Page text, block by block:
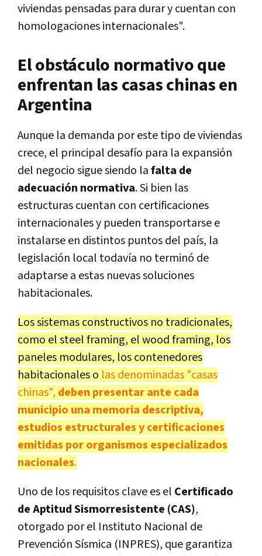
viviendas pensadas para durar y cuentan con
homologaciones internacionales".
El obstáculo normativo que
enfrentan las casas chinas en
Argentina
Aunque la demanda por este tipo de viviendas
crece, el principal desafío para la expansión
del negocio sigue siendo lafalta de
adecuación normativa. Si bien las
estructuras cuentan con certificaciones
internacionales y pueden transportarse e
instalarse en distintos puntos del país, la
legislación local todavía no terminó de
adaptarse a estas nuevas soluciones
habitacionales.
Los sistemas constructivos no tradicionales,
como el steel framing, el wood framing, los
paneles modulares, los contenedores
habitacionales o las denominadas "casas
chinas", deben presentar ante cada
municipio una memoria descriptiva,
estudios estructurales y certificaciones
emitidas por organismos especializados
nacionales.
Uno de los requisitos clave es el Certificado
de Aptitud Sismorresistente (CAS),
otorgado por el Instituto Nacional de
Prevención Sísmica (INPRES), que garantiza